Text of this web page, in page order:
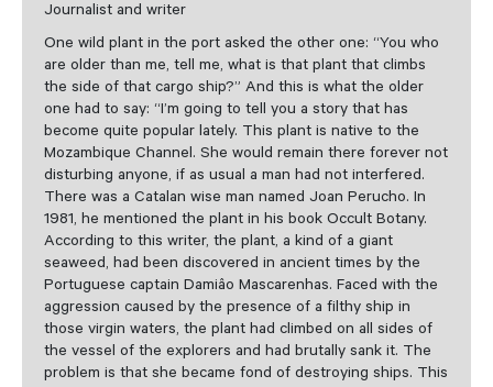
Journalist and writer
One wild plant in the port asked the other one: “You who
are older than me, tell me, what is that plant that climbs
the side of that cargo ship?” And this is what the older
one had to say: “I’m going to tell you a story that has
become quite popular lately. This plant is native to the
Mozambique Channel. She would remain there forever not
disturbing anyone, if as usual a man had not interfered.
There was a Catalan wise man named Joan Perucho. In
1981, he mentioned the plant in his book Occult Botany.
According to this writer, the plant, a kind of a giant
seaweed, had been discovered in ancient times by the
Portuguese captain Damiâo Mascarenhas. Faced with the
aggression caused by the presence of a filthy ship in
those virgin waters, the plant had climbed on all sides of
the vessel of the explorers and had brutally sank it. The
problem is that she became fond of destroying ships. This